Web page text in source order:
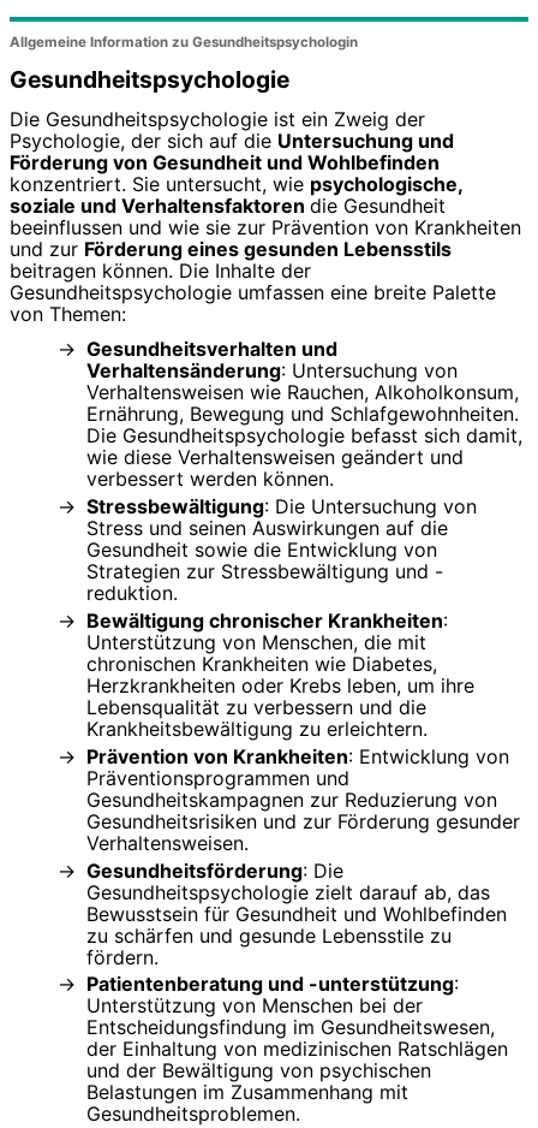
Allgemeine Information zu Gesundheitspsychologin
Gesundheitspsychologie
Die Gesundheitspsychologie ist ein Zweig der
Psychologie, der sich auf die Untersuchung und
Förderung von Gesundheit und Wohlbefinden
konzentriert. Sie untersucht, wie psychologische,
soziale und Verhaltensfaktoren die Gesundheit
beeinflussen und wie sie zur Prävention von Krankheiten
und zur Förderung eines gesunden Lebensstils
beitragen können. Die Inhalte der
Gesundheitspsychologie umfassen eine breite Palette
von Themen:
Gesundheitsverhalten und
Verhaltensänderung: Untersuchung von
Verhaltensweisen wie Rauchen, Alkoholkonsum,
Ernährung, Bewegung und Schlafgewohnheiten.
Die Gesundheitspsychologie befasst sich damit,
wie diese Verhaltensweisen geändert und
verbessert werden können.
Stressbewältigung: Die Untersuchung von
Stress und seinen Auswirkungen auf die
Gesundheit sowie die Entwicklung von
Strategien zur Stressbewältigung und -
reduktion.
Bewältigung chronischer Krankheiten:
Unterstützung von Menschen, die mit
chronischen Krankheiten wie Diabetes,
Herzkrankheiten oder Krebs leben, um ihre
Lebensqualität zu verbessern und die
Krankheitsbewältigung zu erleichtern.
Prävention von Krankheiten: Entwicklung von
Präventionsprogrammen und
Gesundheitskampagnen zur Reduzierung von
Gesundheitsrisiken und zur Förderung gesunder
Verhaltensweisen.
Gesundheitsförderung: Die
Gesundheitspsychologie zielt darauf ab, das
Bewusstsein für Gesundheit und Wohlbefinden
zu schärfen und gesunde Lebensstile zu
fördern.
Patientenberatung und -unterstützung:
Unterstützung von Menschen bei der
Entscheidungsfindung im Gesundheitswesen,
der Einhaltung von medizinischen Ratschlägen
und der Bewältigung von psychischen
Belastungen im Zusammenhang mit
Gesundheitsproblemen.